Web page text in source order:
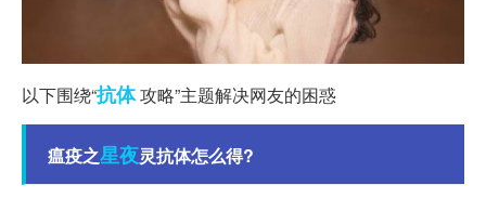
以下围绕“抗体攻略”主题解决网友的困惑
瘟疫之星夜灵抗体怎么得?